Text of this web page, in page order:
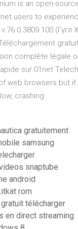
is an open-
users to
complète légale
sur 01net
web browsers but
crashing
gratuitement
samsung
snaptube
android
rom
télécharger
en direct streaming